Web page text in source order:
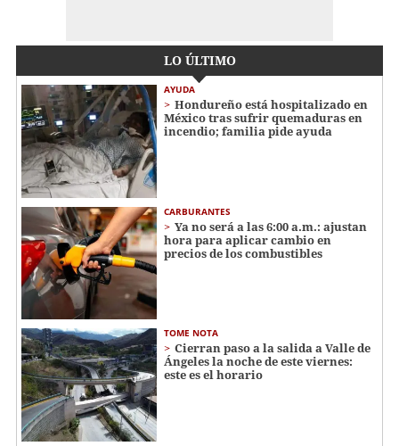
LO ÚLTIMO
AYUDA
Hondureño está hospitalizado en
México tras sufrir quemaduras en
incendio; familia pide ayuda
CARBURANTES
Ya no será a las 6:00 a.m.: ajustan
hora para aplicar cambio en
precios de los combustibles
TOME NOTA
Cierran paso a la salida a Valle de
Ángeles la noche de este viernes:
este es el horario